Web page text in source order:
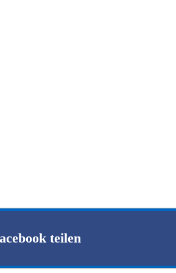
teilen